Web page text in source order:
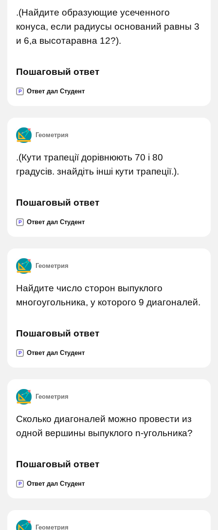
.(Найдите образующие усеченного
конуса, если радиусы оснований равны 3
и 6,а высотаравна 12?).
Пошаговый ответ
P Ответ дал Студент
Геометрия
.(Кути трапеції дорівнюють 70 і 80
градусів. знайдіть інші кути трапеції.).
Пошаговый ответ
P Ответ дал Студент
Геометрия
Найдите число сторон выпуклого
многоугольника, у которого 9 диагоналей.
Пошаговый ответ
P Ответ дал Студент
Геометрия
Сколько диагоналей можно провести из
одной вершины выпуклого n-угольника?
Пошаговый ответ
P Ответ дал Студент
Геометрия